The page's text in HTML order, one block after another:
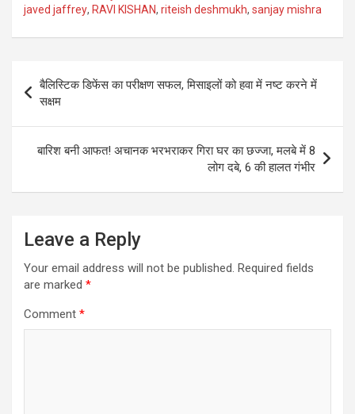
javed jaffrey, RAVI KISHAN, riteish deshmukh, sanjay mishra
Post
navigation
बैलिस्टिक डिफेंस का परीक्षण सफल, मिसाइलों को हवा में नष्ट करने में
सक्षम
बारिश बनी आफत! अचानक भरभराकर गिरा घर का छज्जा, मलबे में 8
लोग दबे, 6 की हालत गंभीर
Leave a Reply
Your email address will not be published. Required fields
are marked *
Comment *